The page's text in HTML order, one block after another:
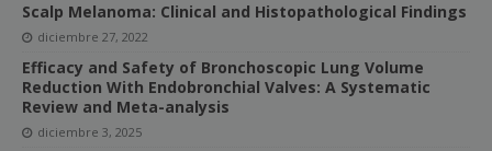
Scalp Melanoma: Clinical and Histopathological Findings
diciembre 27, 2022
Efficacy and Safety of Bronchoscopic Lung Volume
Reduction With Endobronchial Valves: A Systematic
Review and Meta-analysis
diciembre 3, 2025